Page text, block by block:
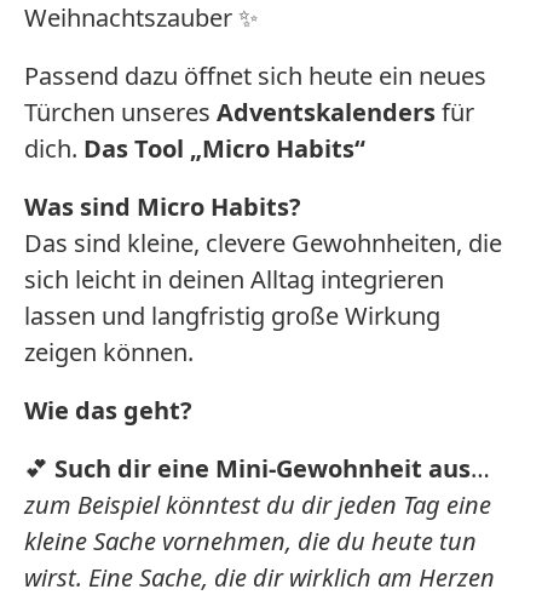
Weihnachtszauber ✨
Passend dazu öffnet sich heute ein neues
Türchen unseres Adventskalendersfür
dich. Das Tool „Micro Habits“
Was sind Micro Habits?
Das sind kleine, clevere Gewohnheiten, die
sich leicht in deinen Alltag integrieren
lassen und langfristig große Wirkung
zeigen können.
Wie das geht?
💕 Such dir eine Mini-Gewohnheit aus…
zum Beispiel könntest du dir jeden Tag eine
kleine Sache vornehmen, die du heute tun
wirst. Eine Sache, die dir wirklich am Herzen